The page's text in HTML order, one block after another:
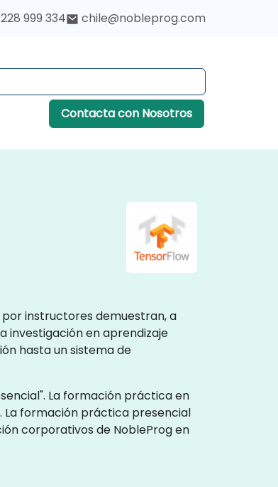
999 334 chile@nobleprog.com
Contacta con Nosotros
instructores demuestran, a
investigación en aprendizaje
hasta un sistema de
La formación práctica en
La formación práctica presencial
corporativos de NobleProg en